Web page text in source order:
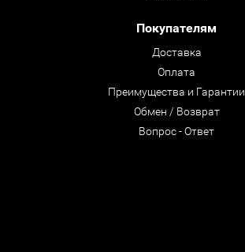
Покупателям
Доставка
Оплата
Преимущества и Гарантии
Обмен / Возврат
Вопрос - Ответ